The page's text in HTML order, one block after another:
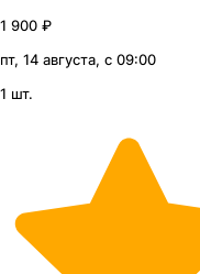
1 900 ₽
пт, 14 августа, с 09:00
1 шт.